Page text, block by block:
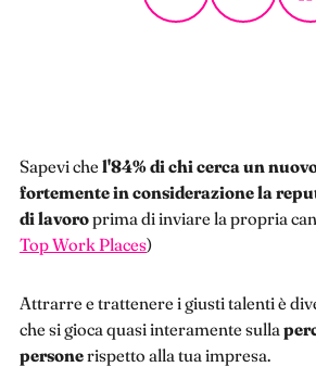
Sapevi che l'84% di chi cerca un
fortemente in considerazione la
di lavoroprima di inviare la propria
Top Work Places)
Attrarre e trattenere i giusti talenti è
che si gioca quasi interamente sulla
personerispetto alla tua impresa.